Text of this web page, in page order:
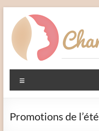
contenu
Charme
et
Beauté
Promotions de l’été